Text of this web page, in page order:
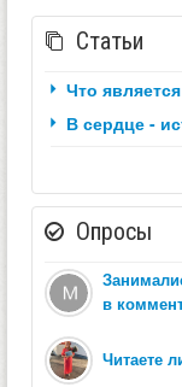
Статьи
Что
В сердце -
Опросы
в
Читаете